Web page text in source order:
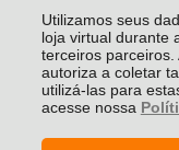
Utilizamos seus
loja virtual durante
terceiros
autoriza a coletar
utilizá-las para
acesse nossa